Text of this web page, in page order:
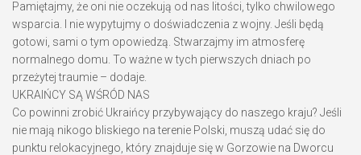
Pamiętajmy, że oni nie oczekują od nas litości, tylko chwilowego
wsparcia. I nie wypytujmy o doświadczenia z wojny. Jeśli będą
gotowi, sami o tym opowiedzą. Stwarzajmy im atmosferę
normalnego domu. To ważne w tych pierwszych dniach po
przeżytej traumie – dodaje.
UKRAIŃCY SĄ WŚRÓD NAS
Co powinni zrobić Ukraińcy przybywający do naszego kraju? Jeśli
nie mają nikogo bliskiego na terenie Polski, muszą udać się do
punktu relokacyjnego, który znajduje się w Gorzowie na Dworcu